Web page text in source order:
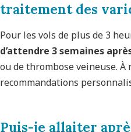
traitement des
Pour les vols de plus de 3
d’attendre 3 semaines
ou de thrombose veineuse.
recommandations
Puis-je allaiter